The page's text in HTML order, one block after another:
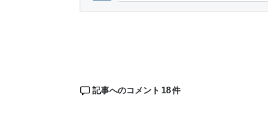
記事へのコメント 18件